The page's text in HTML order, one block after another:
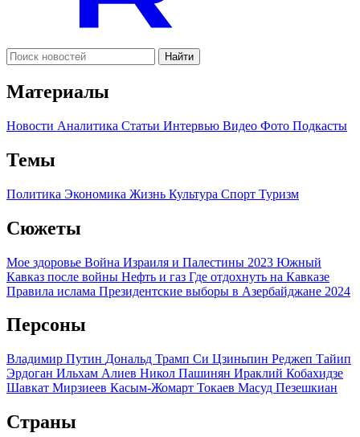
Найти
Материалы
Новости Аналитика Статьи Интервью Видео Фото Подкасты
Темы
Политика Экономика Жизнь Культура Спорт Туризм
Сюжеты
Мое здоровье Война Израиля и Палестины 2023 Южный
Кавказ после войны Нефть и газ Где отдохнуть на Кавказе
Правила ислама Президентские выборы в Азербайджане 2024
Персоны
Владимир Путин Дональд Трамп Си Цзиньпин Реджеп Тайип
Эрдоган Ильхам Алиев Никол Пашинян Ираклий Кобахидзе
Шавкат Мирзиеев Касым-Жомарт Токаев Масуд Пезешкиан
Страны